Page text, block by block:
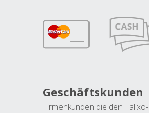
Geschäftskunden
Firmenkunden die den Talixo-